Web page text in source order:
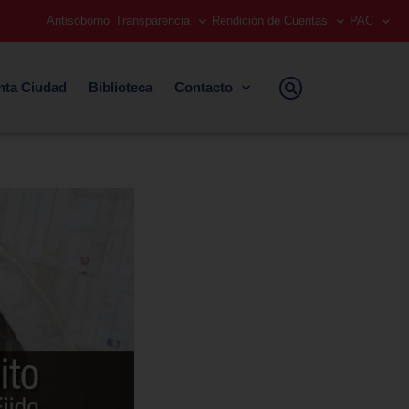
Antisoborno Transparencia Rendición de Cuentas PAC
Ciudad Biblioteca Contacto